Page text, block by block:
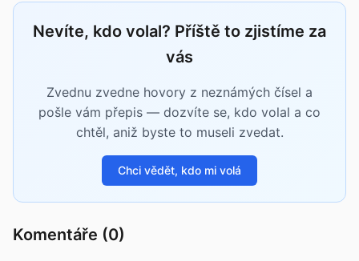
Nevíte, kdo volal? Příště to zjistíme za
vás
Zvednu zvedne hovory z neznámých čísel a
pošle vám přepis — dozvíte se, kdo volal a co
chtěl, aniž byste to museli zvedat.
Chci vědět, kdo mi volá
Komentáře (0)